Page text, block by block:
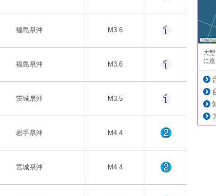
福島県沖 M3.6
福島県沖 M3.6
茨城県沖 M3.5
岩手県沖 M4.4
宮城県沖 M4.4
大
に